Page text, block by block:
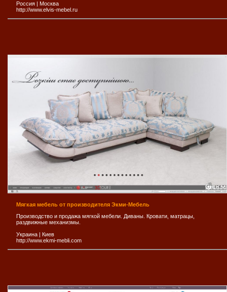
Россия | Москва
http://www.elvis-mebel.ru
Мягкая мебель от производителя Экми-Мебель
Производство и продажа мягкой мебели. Диваны. Кровати, матрацы,
раздвижные механизмы.
Украина | Киев
http://www.ekmi-mebli.com